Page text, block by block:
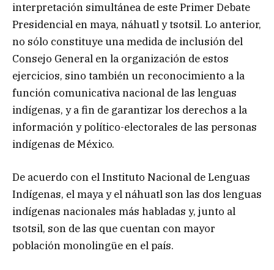
interpretación simultánea de este Primer Debate
Presidencial en maya, náhuatl y tsotsil. Lo anterior,
no sólo constituye una medida de inclusión del
Consejo General en la organización de estos
ejercicios, sino también un reconocimiento a la
función comunicativa nacional de las lenguas
indígenas, y a fin de garantizar los derechos a la
información y político-electorales de las personas
indígenas de México.
De acuerdo con el Instituto Nacional de Lenguas
Indígenas, el maya y el náhuatl son las dos lenguas
indígenas nacionales más habladas y, junto al
tsotsil, son de las que cuentan con mayor
población monolingüe en el país.